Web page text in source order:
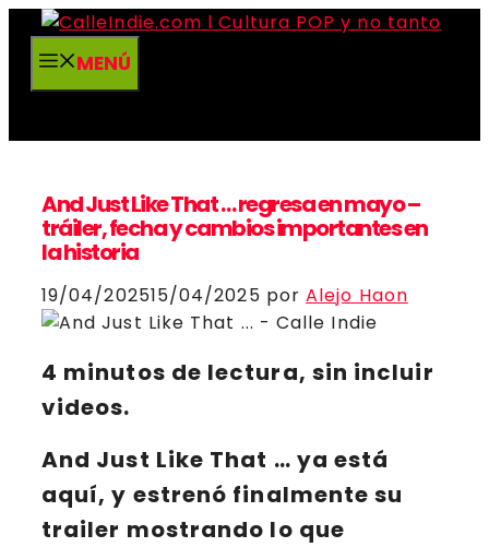
Saltar
contenidoMENÚ
And Just Like That … regresa en mayo –
tráiler, fecha y cambios importantes en
la historia
19/04/202515/04/2025 porAlejo Haon
4 minutos de lectura, sin incluir
videos.
And Just Like That … ya está
aquí, y estrenó finalmente su
trailer mostrando lo que